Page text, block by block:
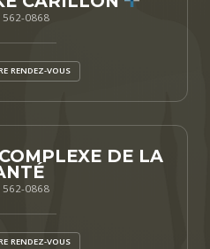
562-0868
RENDEZ-VOUS
DE LA
562-0868
RENDEZ-VOUS